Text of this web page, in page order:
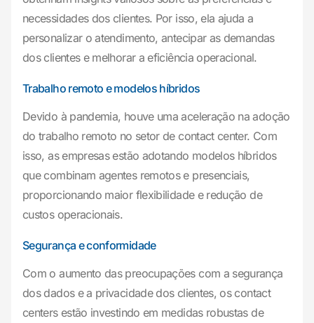
necessidades dos clientes. Por isso, ela ajuda a
personalizar o atendimento, antecipar as demandas
dos clientes e melhorar a eficiência operacional.
Trabalho remoto e modelos híbridos
Devido à pandemia, houve uma aceleração na adoção
do trabalho remoto no setor de contact center. Com
isso, as empresas estão adotando modelos híbridos
que combinam agentes remotos e presenciais,
proporcionando maior flexibilidade e redução de
custos operacionais.
Segurança e conformidade
Com o aumento das preocupações com a segurança
dos dados e a privacidade dos clientes, os contact
centers estão investindo em medidas robustas de